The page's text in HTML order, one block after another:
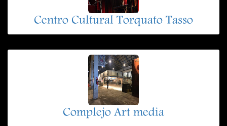
Centro Cultural Torquato Tasso
Complejo Art media